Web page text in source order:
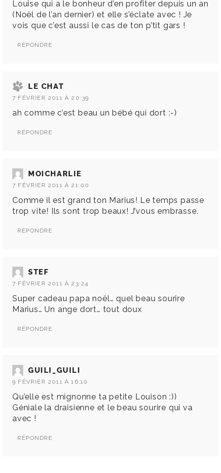
Louise qui a le bonheur d’en profiter depuis un an
(Noël de l’an dernier) et elle s’éclate avec ! Je
vois que c’est aussi le cas de ton p’tit gars !
RÉPONDRE
LE CHAT
7 FÉVRIER 2011 À 20:39
ah comme c’est beau un bébé qui dort :-)
RÉPONDRE
MOICHARLIE
7 FÉVRIER 2011 À 21:00
Comme il est grand ton Marius! Le temps passe
trop vite! Ils sont trop beaux! J’vous embrasse.
RÉPONDRE
STEF
7 FÉVRIER 2011 À 23:24
Super cadeau papa noël… quel beau sourire
Marius… Un ange dort… tout doux
RÉPONDRE
GUILI_GUILI
9 FÉVRIER 2011 À 16:10
Qu’elle est mignonne ta petite Louison :))
Géniale la draisienne et le beau sourire qui va
avec !
RÉPONDRE